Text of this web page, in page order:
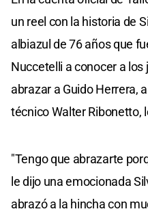
un reel con la historia de
albiazul de 76 años que
Nuccetelli a conocer a
abrazar a Guido Herrera,
técnico Walter Ribonetto,
"Tengo que abrazarte
le dijo una emocionada
abrazó a la hincha con